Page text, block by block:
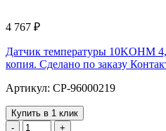
4 767 ₽
Датчик температуры 10KOHM
копия. Cделано по заказу
Артикул: CP-96000219
Купить в 1 клик
-
+